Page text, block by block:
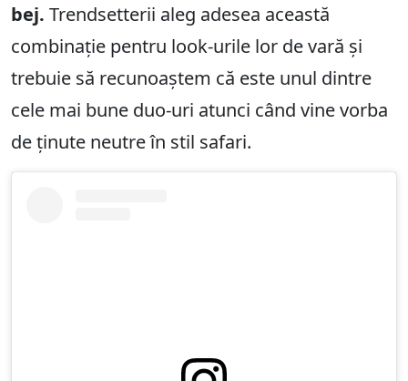
bej. Trendsetterii aleg adesea această
combinație pentru look-urile lor de vară și
trebuie să recunoaștem că este unul dintre
cele mai bune duo-uri atunci când vine vorba
de ținute neutre în stil safari.